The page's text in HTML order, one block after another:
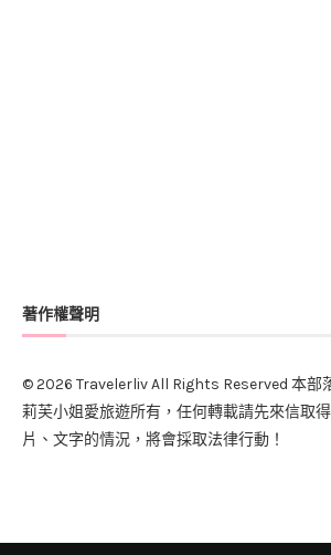
著作權聲明
© 2026 Travelerliv All Rights Reserved 本部
莉芙小姐愛旅遊所有，任何轉載請先來信取
片、文字的情況，將會採取法律行動！